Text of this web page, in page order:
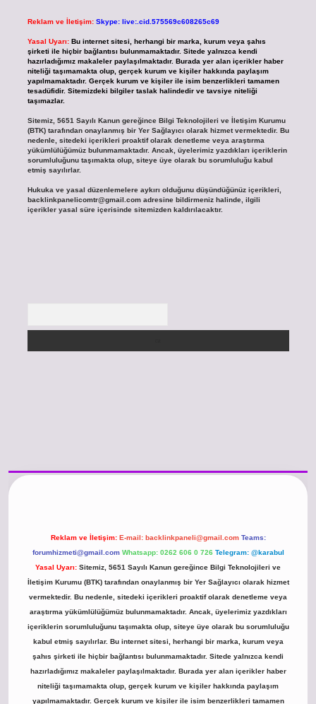
Reklam ve İletişim: Skype: live:.cid.575569c608265c69
Yasal Uyarı: Bu internet sitesi, herhangi bir marka, kurum veya şahıs
şirketi ile hiçbir bağlantısı bulunmamaktadır. Sitede yalnızca kendi
hazırladığımız makaleler paylaşılmaktadır. Burada yer alan içerikler haber
niteliği taşımamakta olup, gerçek kurum ve kişiler hakkında paylaşım
yapılmamaktadır. Gerçek kurum ve kişiler ile isim benzerlikleri tamamen
tesadüfidir. Sitemizdeki bilgiler taslak halindedir ve tavsiye niteliği
taşımazlar.
Sitemiz, 5651 Sayılı Kanun gereğince Bilgi Teknolojileri ve İletişim Kurumu
(BTK) tarafından onaylanmış bir Yer Sağlayıcı olarak hizmet vermektedir. Bu
nedenle, sitedeki içerikleri proaktif olarak denetleme veya araştırma
yükümlülüğümüz bulunmamaktadır. Ancak, üyelerimiz yazdıkları içeriklerin
sorumluluğunu taşımakta olup, siteye üye olarak bu sorumluluğu kabul
etmiş sayılırlar.
Hukuka ve yasal düzenlemelere aykırı olduğunu düşündüğünüz içerikleri,
backlinkpanelicomtr@gmail.comadresine bildirmeniz halinde, ilgili
içerikler yasal süre içerisinde sitemizden kaldırılacaktır.
Reklam ve İletişim: E-mail: backlinkpaneli@gmail.com Teams:
forumhizmeti@gmail.com Whatsapp: 0262 606 0 726 Telegram: @karabul
Yasal Uyarı: Sitemiz, 5651 Sayılı Kanun gereğince Bilgi Teknolojileri ve
İletişim Kurumu (BTK) tarafından onaylanmış bir Yer Sağlayıcı olarak hizmet
vermektedir. Bu nedenle, sitedeki içerikleri proaktif olarak denetleme veya
araştırma yükümlülüğümüz bulunmamaktadır. Ancak, üyelerimiz yazdıkları
içeriklerin sorumluluğunu taşımakta olup, siteye üye olarak bu sorumluluğu
kabul etmiş sayılırlar. Bu internet sitesi, herhangi bir marka, kurum veya
şahıs şirketi ile hiçbir bağlantısı bulunmamaktadır. Sitede yalnızca kendi
hazırladığımız makaleler paylaşılmaktadır. Burada yer alan içerikler haber
niteliği taşımamakta olup, gerçek kurum ve kişiler hakkında paylaşım
yapılmamaktadır. Gerçek kurum ve kişiler ile isim benzerlikleri tamamen